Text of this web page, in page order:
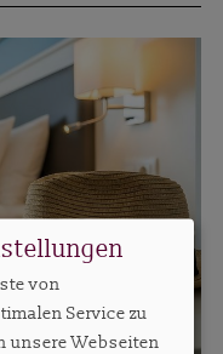
von
Service zu
unsere Webseiten